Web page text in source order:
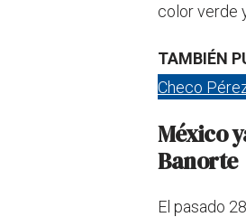
color verde
TAMBIÉN
Checo
México
Banorte
El pasado